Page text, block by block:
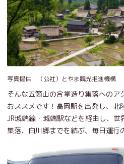
写真提供：（公社）とやま観光推進機構
そんな五箇山の合掌造り集落への
おススメです！高岡駅を出発し、北
JR城端線・城端駅などを経由し、
集落、白川郷までを結ぶ、毎日運行